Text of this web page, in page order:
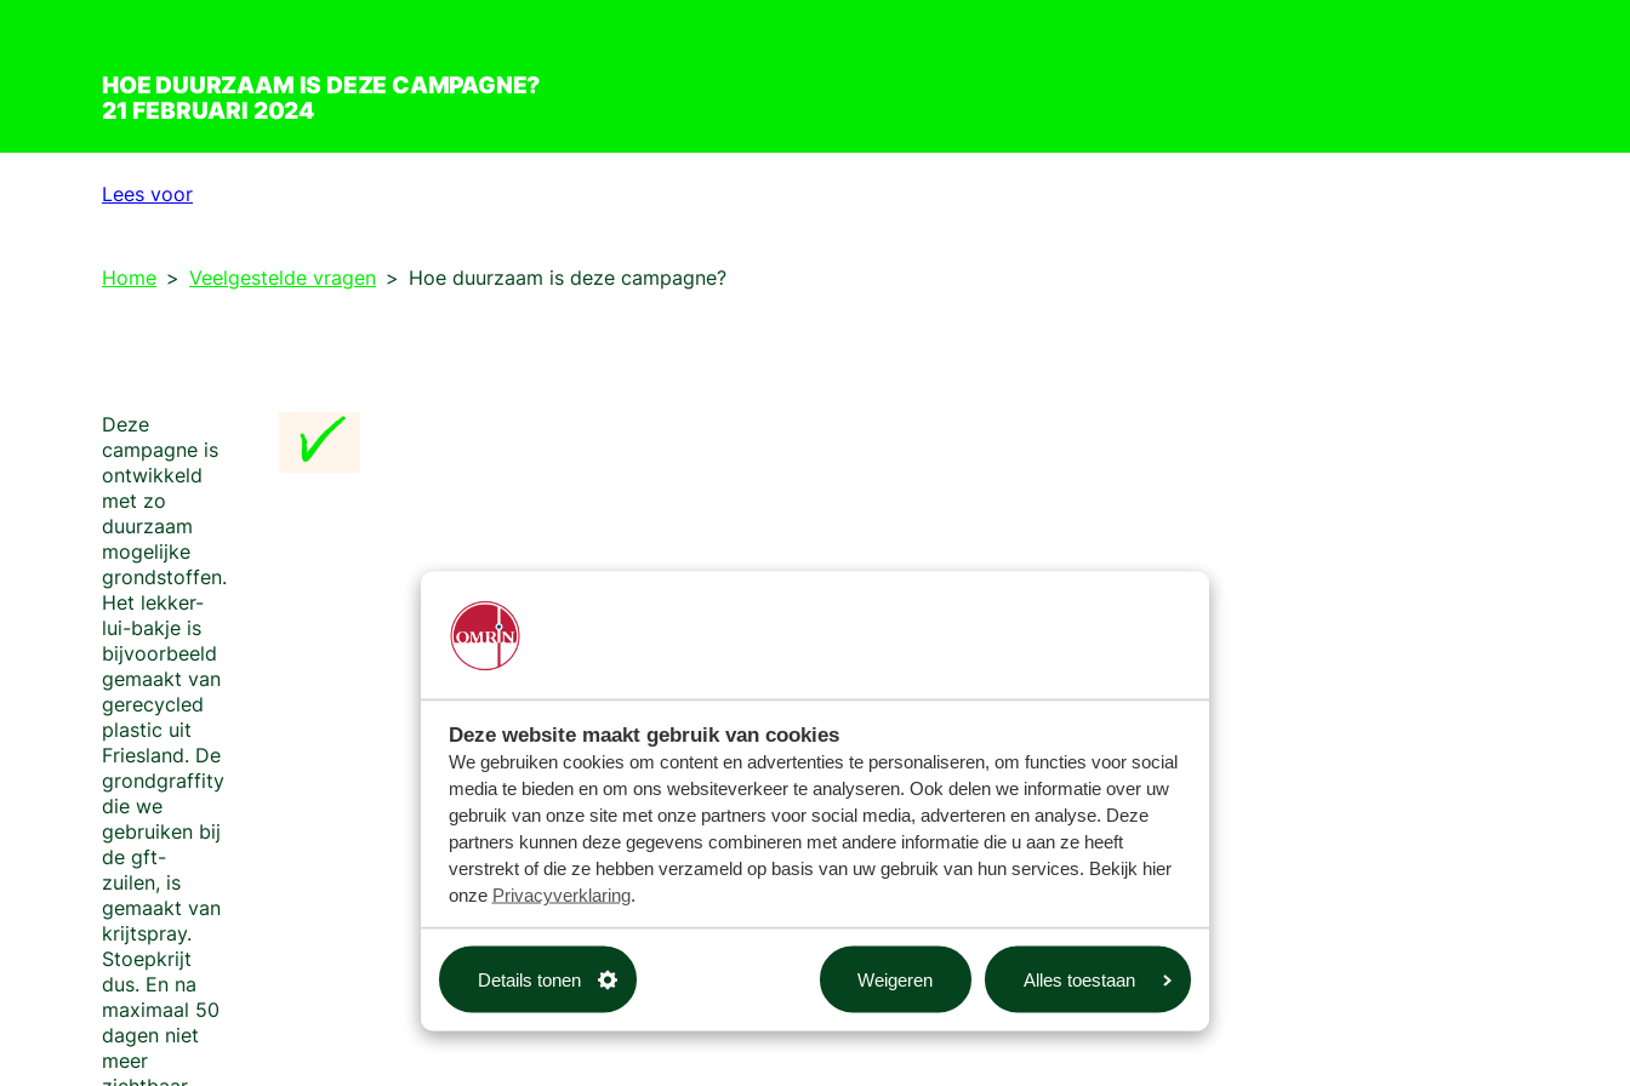
Deze website maakt gebruik van cookies
We gebruiken cookies om content en advertenties te personaliseren, om functies voor social
media te bieden en om ons websiteverkeer te analyseren. Ook delen we informatie over uw
gebruik van onze site met onze partners voor social media, adverteren en analyse. Deze
partners kunnen deze gegevens combineren met andere informatie die u aan ze heeft
verstrekt of die ze hebben verzameld op basis van uw gebruik van hun services. Bekijk hier
onze Privacyverklaring.
Details tonen Weigeren Alles toestaan
HOE DUURZAAM IS DEZE CAMPAGNE?
21 FEBRUARI 2024
Lees voor
Home Veelgestelde vragen Hoe duurzaam is deze campagne?
Deze
campagne is
ontwikkeld
met zo
duurzaam
mogelijke
grondstoffen.
Het lekker-
lui-bakje is
bijvoorbeeld
gemaakt van
gerecycled
plastic uit
Friesland. De
grondgraffity
die we
gebruiken bij
de gft-
zuilen, is
gemaakt van
krijtspray.
Stoepkrijt
dus. En na
maximaal 50
dagen niet
meer